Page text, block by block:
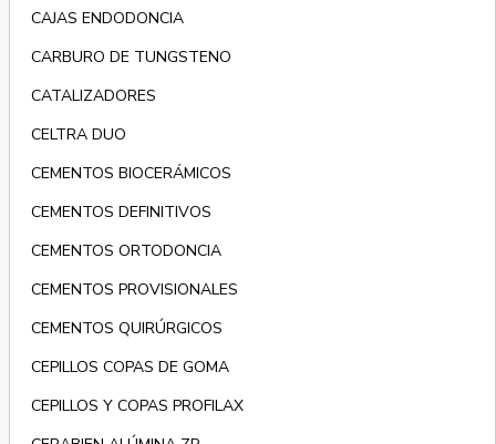
CAJAS ENDODONCIA
CARBURO DE TUNGSTENO
CATALIZADORES
CELTRA DUO
CEMENTOS BIOCERÁMICOS
CEMENTOS DEFINITIVOS
CEMENTOS ORTODONCIA
CEMENTOS PROVISIONALES
CEMENTOS QUIRÚRGICOS
CEPILLOS COPAS DE GOMA
CEPILLOS Y COPAS PROFILAX